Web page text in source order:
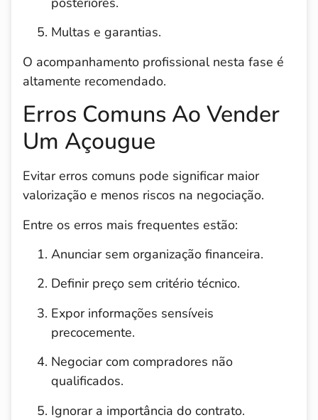
Multas e garantias.
O acompanhamento profissional nesta fase é
altamente recomendado.
Erros Comuns Ao Vender
Um Açougue
Evitar erros comuns pode significar maior
valorização e menos riscos na negociação.
Entre os erros mais frequentes estão:
Anunciar sem organização financeira.
Definir preço sem critério técnico.
Expor informações sensíveis
precocemente.
Negociar com compradores não
qualificados.
Ignorar a importância do contrato.